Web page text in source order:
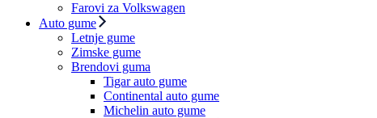
Farovi za Volkswagen
Auto gume
Letnje gume
Zimske gume
Brendovi guma
Tigar auto gume
Continental auto gume
Michelin auto gume